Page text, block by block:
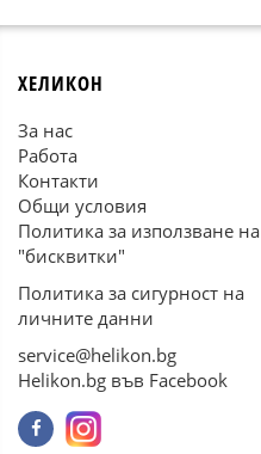
ХЕЛИКОН
За нас
Работа
Контакти
Общи условия
Политика за използване на
"бисквитки"
Политика за сигурност на
личните данни
service@helikon.bg
Helikon.bg във Facebook